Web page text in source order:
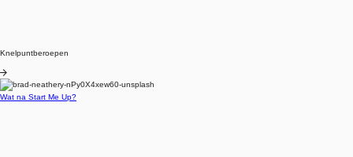
Knelpuntberoepen
Blog
Wat na Start Me Up?